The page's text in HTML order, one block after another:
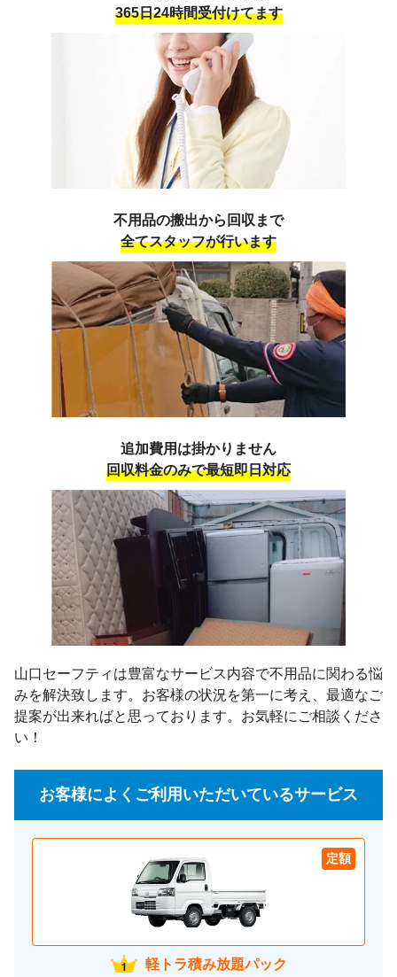
365日24時間受付けてます
不用品の搬出から回収まで
全てスタッフが行います
追加費用は掛かりません
回収料金のみで最短即日対応
山口セーフティは豊富なサービス内容で不用品に関わる悩
みを解決致します。お客様の状況を第一に考え、最適なご
提案が出来ればと思っております。お気軽にご相談くださ
い！
お客様によくご利用いただいているサービス
定額
軽トラ積み放題パック